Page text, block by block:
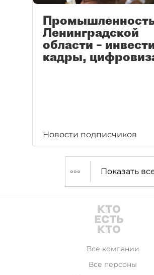
Ленинградской
области –
кадры,
Новости подписчиков
Показать
Все компании
Все персоны